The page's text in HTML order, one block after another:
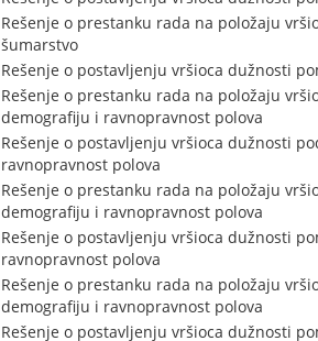
Rešenje o prestanku rada na položaju
šumarstvo
Rešenje o postavljenju vršioca dužnosti
Rešenje o prestanku rada na položaju
demografiju i ravnopravnost polova
Rešenje o postavljenju vršioca dužnosti
ravnopravnost polova
Rešenje o prestanku rada na položaju
demografiju i ravnopravnost polova
Rešenje o postavljenju vršioca dužnosti
ravnopravnost polova
Rešenje o prestanku rada na položaju
demografiju i ravnopravnost polova
Rešenje o postavljenju vršioca dužnosti